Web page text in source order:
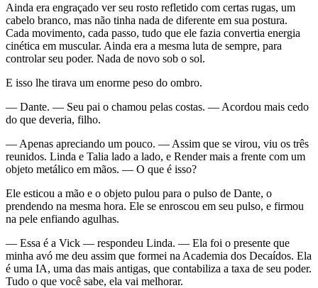
Ainda era engraçado ver seu rosto refletido com certas rugas, um
cabelo branco, mas não tinha nada de diferente em sua postura.
Cada movimento, cada passo, tudo que ele fazia convertia energia
cinética em muscular. Ainda era a mesma luta de sempre, para
controlar seu poder. Nada de novo sob o sol.
E isso lhe tirava um enorme peso do ombro.
— Dante. — Seu pai o chamou pelas costas. — Acordou mais cedo
do que deveria, filho.
— Apenas apreciando um pouco. — Assim que se virou, viu os três
reunidos. Linda e Talia lado a lado, e Render mais a frente com um
objeto metálico em mãos. — O que é isso?
Ele esticou a mão e o objeto pulou para o pulso de Dante, o
prendendo na mesma hora. Ele se enroscou em seu pulso, e firmou
na pele enfiando agulhas.
— Essa é a Vick — respondeu Linda. — Ela foi o presente que
minha avó me deu assim que formei na Academia dos Decaídos. Ela
é uma IA, uma das mais antigas, que contabiliza a taxa de seu poder.
Tudo o que você sabe, ela vai melhorar.